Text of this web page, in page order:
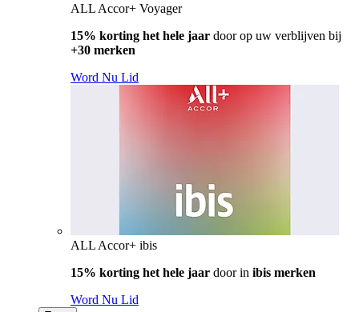
ALL Accor+ Voyager
15% korting het hele jaar door op uw verblijven bij
+30 merken
Word Nu Lid
ALL Accor+ ibis
15% korting het hele jaar door in ibis merken
Word Nu Lid